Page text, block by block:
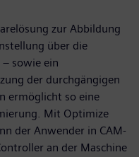
zur Abbildung
über die
sowie ein
der durchgängigen
ermöglicht so eine
Mit Optimize
der Anwender in CAM-
an der Maschine